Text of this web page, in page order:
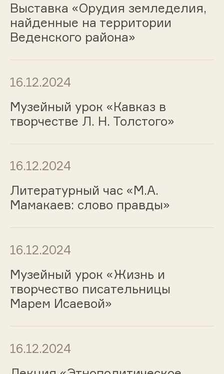
Выставка «Орудия земледелия,
найденные на территории
Веденского района»
16.12.2024
Музейный урок «Кавказ в
творчестве Л. Н. Толстого»
16.12.2024
Литературный час «М.А.
Мамакаев: слово правды»
16.12.2024
Музейный урок «Жизнь и
творчество писательницы
Марем Исаевой»
16.12.2024